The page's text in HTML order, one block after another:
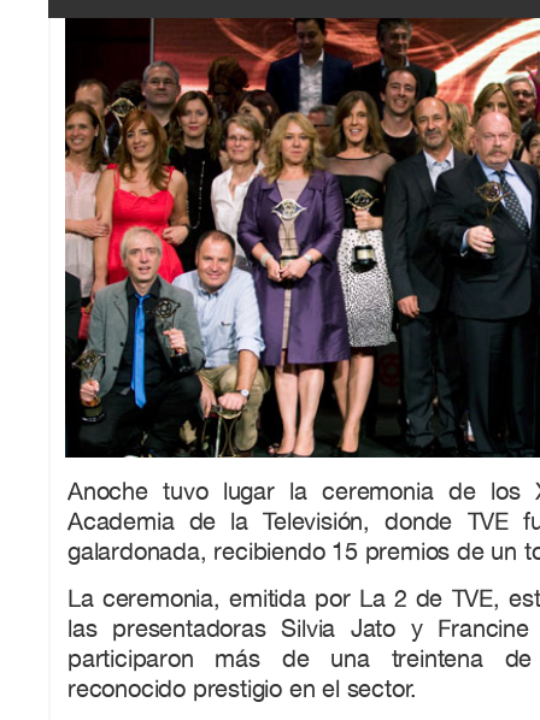
Anoche tuvo lugar la ceremonia de los
Academia de la Televisión, donde TVE
galardonada, recibiendo 15 premios de un
La ceremonia, emitida por La 2 de TVE,
las presentadoras Silvia Jato y
participaron más de una treintena de
reconocido prestigio en el sector.